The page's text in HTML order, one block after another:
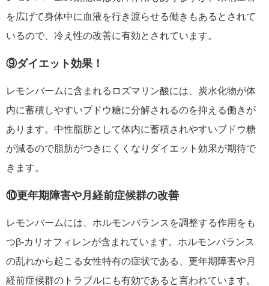
を広げて身体中に血液を行き渡らせる働きもあるとされて
いるので、冷え性の改善に有効とされています。
⑨ダイエット効果！
レモンバームに含まれるロズマリン酸には、炭水化物が体
内に蓄積しやすいブドウ糖に分解されるのを抑える働きが
あります。中性脂肪として体内に蓄積されやすいブドウ糖
が減るので脂肪がつきにくくなりダイエット効果が期待で
きます。
⑩更年期障害や月経前症候群の改善
レモンバームには、ホルモンバランスを調整する作用をも
つβ-カリオフィレンが含まれています。ホルモンバランス
の乱れから起こる女性特有の症状である、更年期障害や月
経前症候群のトラブルにも有効であると言われています。